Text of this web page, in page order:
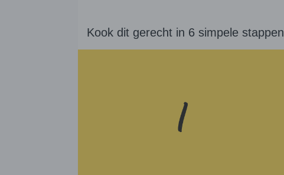
Kook dit gerecht in 6 simpele stappen